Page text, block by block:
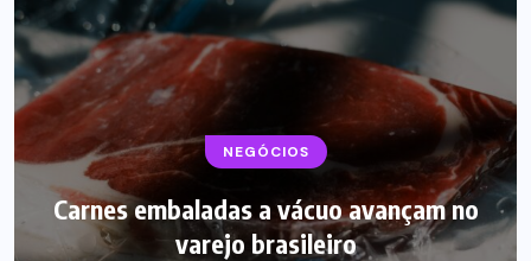
NEGÓCIOS
Carnes embaladas a vácuo avançam no
varejo brasileiro
BEBIDAS LANÇAMENTOS
Starbucks aposta em leite proteico no
Brasil